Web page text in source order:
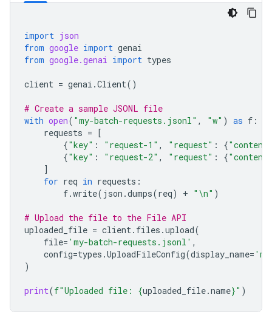
import json
from google import genai
from google.genai import types
client = genai .Client()
# Create a sample JSONL file
with open( "my-batch-requests.jsonl" , "w" ) as f :
requests = [
{"key" : "request-1" , "request" : {
{"key" : "request-2" , "request" : {
]
for req in requests :
f.write( json .dumps(req) + " \n" )
# Upload the file to the File API
uploaded_file = client. files .upload(
file= 'my-batch-requests.jsonl' ,
config=types .UploadFileConfig(display_name=
)
print(f"Uploaded file: {uploaded_file.name}" )